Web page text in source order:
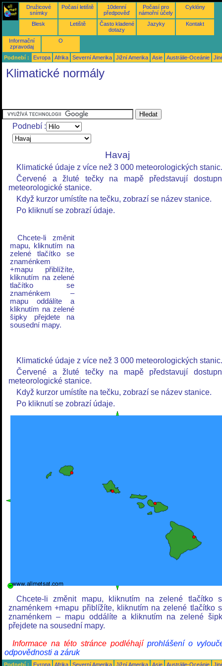
Družicové
snímky
Počasí letiště
10denní
předpověď
Počasí pro
námořní účely
Cyklóny
Blesk Letiště
Často kladené
dotazy
Jazyky Kontakt
Informační
zpravodaj
O
Podnebí : Evropa Afrika Severní Amerika Jižní Amerika Asie Austrálie-Oceánie
Klimatické normály
Podnebí :
Havaj
Klimatické údaje z více než 3 000 meteorologických stanic.
Červené a žluté tečky na mapě představují
meteorologické stanice.
Když kurzor umístíte na tečku, zobrazí se název stanice.
Po kliknutí se zobrazí údaje.
Chcete-li změnit
mapu, kliknutím na
zelené tlačítko se
znaménkem
+mapu přiblížíte,
kliknutím na zelené
tlačítko se
znaménkem –
mapu oddálíte a
kliknutím na zelené
šipky přejdete na
sousední mapy.
Klimatické údaje z více než 3 000 meteorologických stanic.
Červené a žluté tečky na mapě představují
meteorologické stanice.
Když kurzor umístíte na tečku, zobrazí se název stanice.
Po kliknutí se zobrazí údaje.
Chcete-li změnit mapu, kliknutím na zelené tlačítko
znaménkem +mapu přiblížíte, kliknutím na zelené tlačítko
znaménkem – mapu oddálíte a kliknutím na zelené
přejdete na sousední mapy.
Informace na této stránce podléhají prohlášení o
odpovědnosti a záruk
Podnebí : Evropa Afrika Severní Amerika Jižní Amerika Asie Austrálie-Oceánie